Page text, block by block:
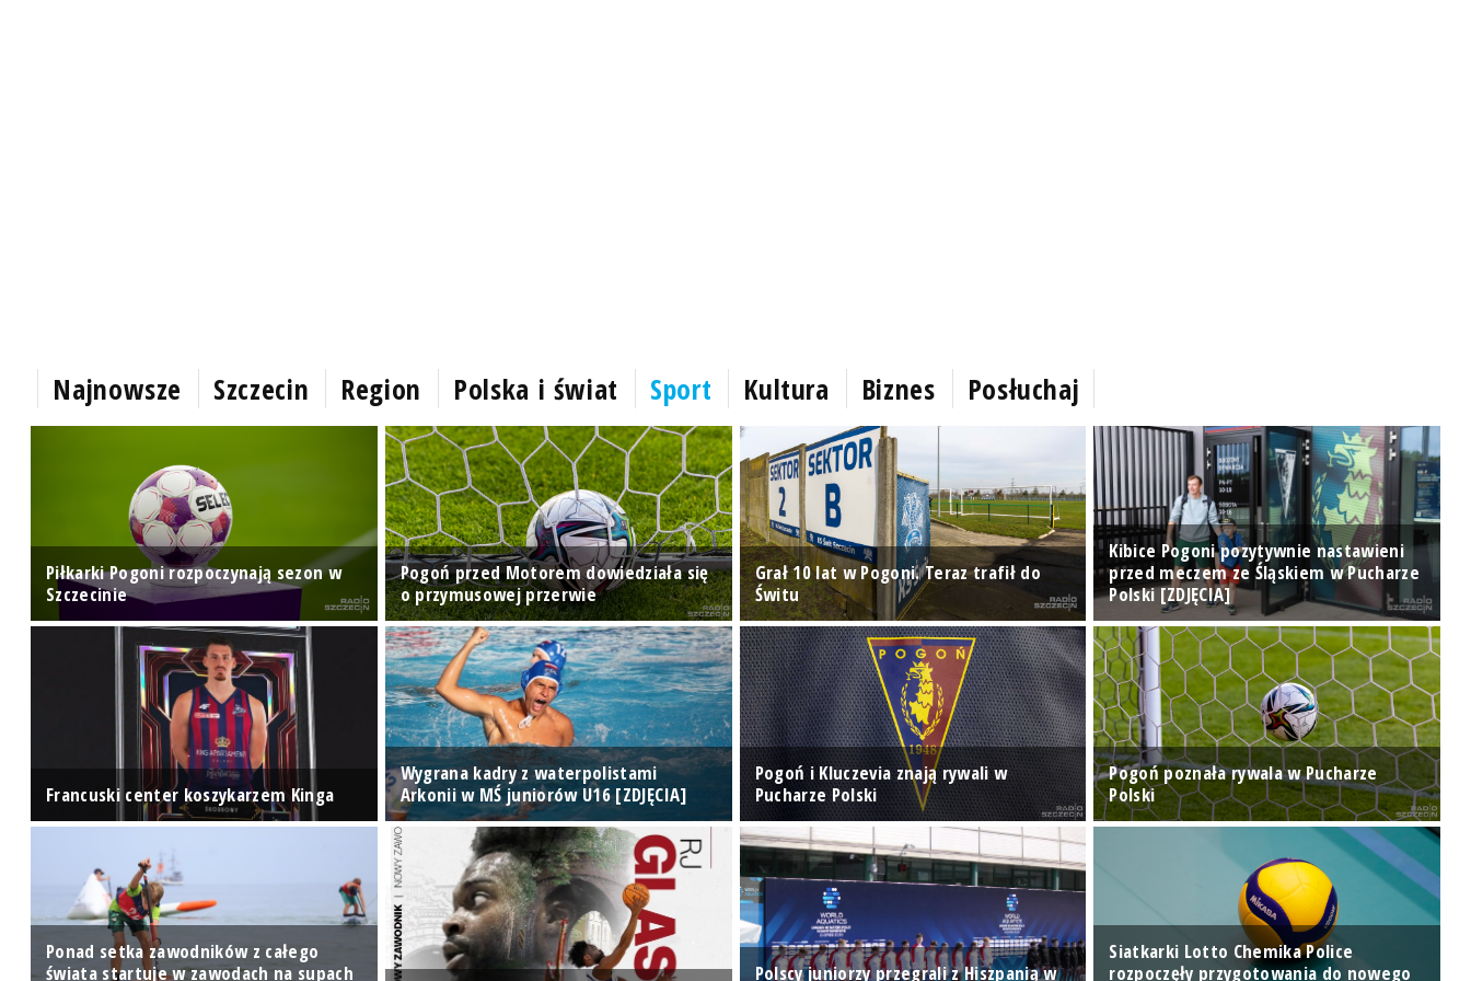
Najnowsze Szczecin Region Polska i świat Sport Kultura Biznes Posłuchaj
Piłkarki Pogoni rozpoczynają sezon w
Szczecinie
Pogoń przed Motorem dowiedziała się
o przymusowej przerwie
Grał 10 lat w Pogoni. Teraz trafił do
Świtu
Kibice Pogoni pozytywnie nastawieni
przed meczem ze Śląskiem w Pucharze
Polski [ZDJĘCIA]
Francuski center koszykarzem Kinga
Wygrana kadry z waterpolistami
Arkonii w MŚ juniorów U16 [ZDJĘCIA]
Pogoń i Kluczevia znają rywali w
Pucharze Polski
Pogoń poznała rywala w Pucharze
Polski
Ponad setka zawodników z całego
świata startuje w zawodach na supach
Polscy juniorzy przegrali z Hiszpanią w
Siatkarki Lotto Chemika Police
rozpoczęły przygotowania do nowego